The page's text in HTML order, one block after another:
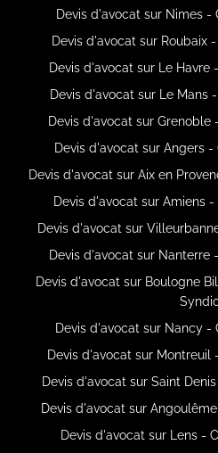
Devis d'avocat sur Nimes
Devis d'avocat sur Roubaix
Devis d'avocat sur Le
Devis d'avocat sur Le Mans
Devis d'avocat sur
Devis d'avocat sur Angers
Devis d'avocat sur Aix en
Devis d'avocat sur Amiens
Devis d'avocat sur
Devis d'avocat sur Nanterre
Devis d'avocat sur Boulogne
Syndic
Devis d'avocat sur Nancy -
Devis d'avocat sur
Devis d'avocat sur Saint
Devis d'avocat sur
Devis d'avocat sur Lens -